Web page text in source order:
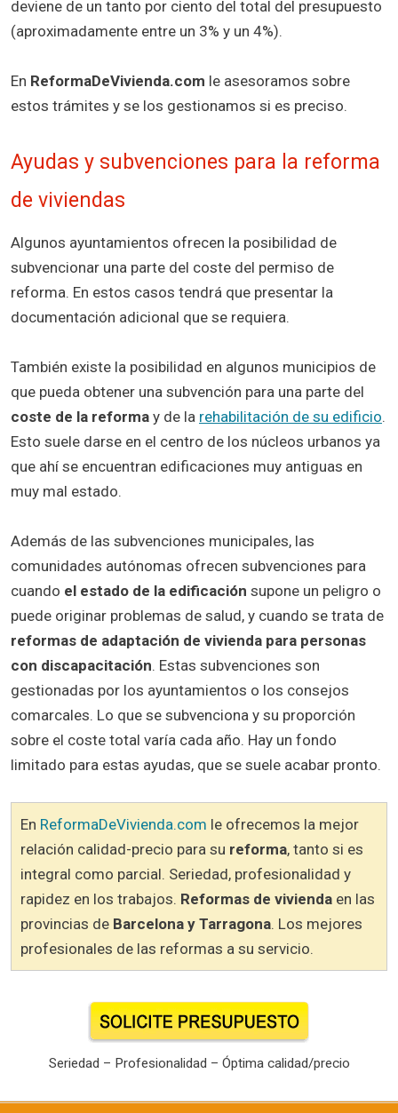
deviene de un tanto por ciento del total del presupuesto
(aproximadamente entre un 3% y un 4%).
En ReformaDeVivienda.com le asesoramos sobre
estos trámites y se los gestionamos si es preciso.
Ayudas y subvenciones para la reforma
de viviendas
Algunos ayuntamientos ofrecen la posibilidad de
subvencionar una parte del coste del permiso de
reforma. En estos casos tendrá que presentar la
documentación adicional que se requiera.
También existe la posibilidad en algunos municipios de
que pueda obtener una subvención para una parte del
coste de la reforma y de la rehabilitación de su edificio.
Esto suele darse en el centro de los núcleos urbanos ya
que ahí se encuentran edificaciones muy antiguas en
muy mal estado.
Además de las subvenciones municipales, las
comunidades autónomas ofrecen subvenciones para
cuando el estado de la edificación supone un peligro o
puede originar problemas de salud, y cuando se trata de
reformas de adaptación de vivienda para personas
con discapacitación. Estas subvenciones son
gestionadas por los ayuntamientos o los consejos
comarcales. Lo que se subvenciona y su proporción
sobre el coste total varía cada año. Hay un fondo
limitado para estas ayudas, que se suele acabar pronto.
En ReformaDeVivienda.com le ofrecemos la mejor
relación calidad-precio para su reforma, tanto si es
integral como parcial. Seriedad, profesionalidad y
rapidez en los trabajos. Reformas de vivienda en las
provincias de Barcelona y Tarragona. Los mejores
profesionales de las reformas a su servicio.
Seriedad – Profesionalidad – Óptima calidad/precio